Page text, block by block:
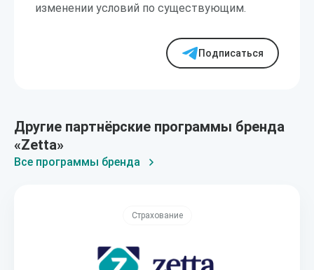
изменении условий по существующим.
Подписаться
Другие партнёрские программы бренда
«Zetta»
Все программы бренда
Страхование